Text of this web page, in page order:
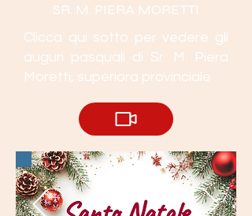
SR. M. PIERA MORETTI
Clicca qui sotto per vedere gli
auguri pasquali di Sr. M. Piera
Moretti, superiora provinciale